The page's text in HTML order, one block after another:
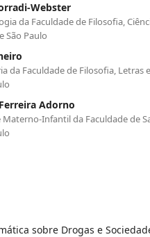
Webster
da Faculdade de Filosofia,
São Paulo
da Faculdade de Filosofia, Letras
Adorno
Infantil da Faculdade de
sobre Drogas e